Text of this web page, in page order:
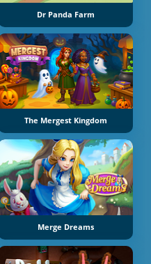
Dr Panda Farm
The Mergest Kingdom
Merge Dreams